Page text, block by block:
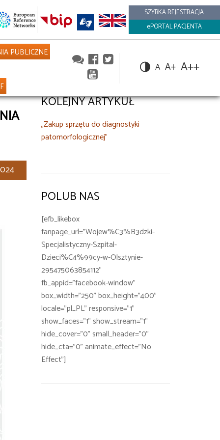
SZYBKA REJESTRACJA
ePORTAL PACJENTA
PUBLICZNE
A A+ A++
KOLEJNY ARTYKUŁ
„Zakup sprzętu do diagnostyki
patomorfologicznej”
POLUB NAS
[efb_likebox
fanpage_url="Wojew%C3%B3dzki-
Specjalistyczny-Szpital-
Dzieci%C4%99cy-w-Olsztynie-
295475063854112"
fb_appid="facebook-window"
box_width="250" box_height="400"
locale="pl_PL" responsive="1"
show_faces="1" show_stream="1"
hide_cover="0" small_header="0"
hide_cta="0" animate_effect="No
Effect"]